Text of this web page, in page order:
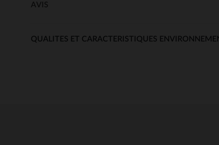
AVIS
QUALITES ET CARACTERISTIQUES